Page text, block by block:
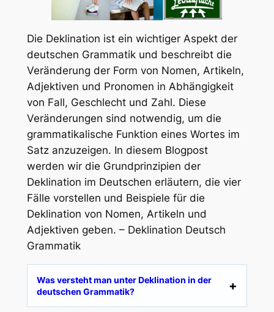
Die Deklination ist ein wichtiger Aspekt der
deutschen Grammatik und beschreibt die
Veränderung der Form von Nomen, Artikeln,
Adjektiven und Pronomen in Abhängigkeit
von Fall, Geschlecht und Zahl. Diese
Veränderungen sind notwendig, um die
grammatikalische Funktion eines Wortes im
Satz anzuzeigen. In diesem Blogpost
werden wir die Grundprinzipien der
Deklination im Deutschen erläutern, die vier
Fälle vorstellen und Beispiele für die
Deklination von Nomen, Artikeln und
Adjektiven geben. – Deklination Deutsch
Grammatik
Was versteht man unter Deklination in der
deutschen Grammatik?